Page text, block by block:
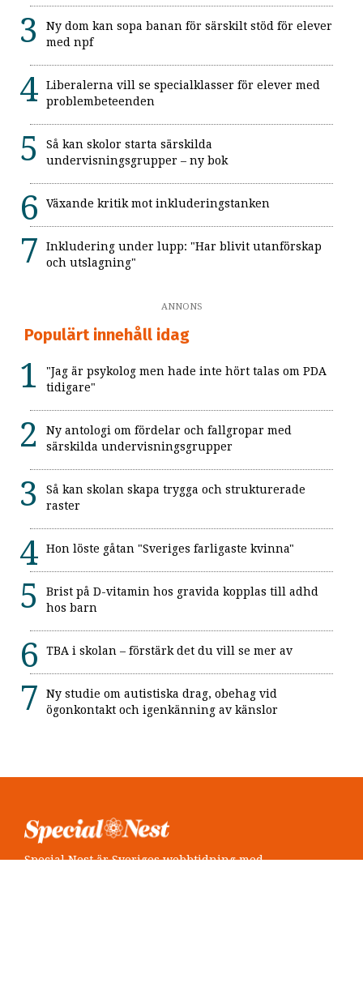
Ny dom kan sopa banan för särskilt stöd för elever
med npf
Liberalerna vill se specialklasser för elever med
problembeteenden
Så kan skolor starta särskilda
undervisningsgrupper – ny bok
Växande kritik mot inkluderingstanken
Inkludering under lupp: "Har blivit utanförskap
och utslagning"
ANNONS
Populärt innehåll idag
"Jag är psykolog men hade inte hört talas om PDA
tidigare"
Ny antologi om fördelar och fallgropar med
särskilda undervisningsgrupper
Så kan skolan skapa trygga och strukturerade
raster
Hon löste gåtan "Sveriges farligaste kvinna"
Brist på D-vitamin hos gravida kopplas till adhd
hos barn
TBA i skolan – förstärk det du vill se mer av
Ny studie om autistiska drag, obehag vid
ögonkontakt och igenkänning av känslor
Special Nest är Sveriges webbtidning med